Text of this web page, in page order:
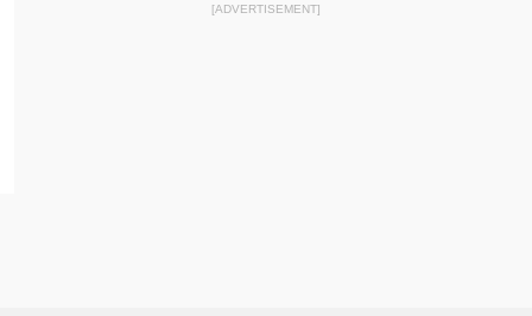
[ADVERTISEMENT]